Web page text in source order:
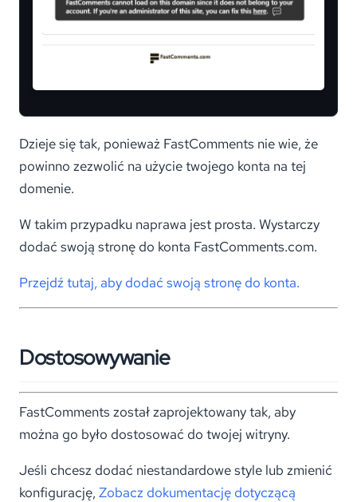
Dzieje się tak, ponieważ FastComments nie wie, że
powinno zezwolić na użycie twojego konta na tej
domenie.
W takim przypadku naprawa jest prosta. Wystarczy
dodać swoją stronę do konta FastComments.com.
Przejdź tutaj, aby dodać swoją stronę do konta.
Dostosowywanie
FastComments został zaprojektowany tak, aby
można go było dostosować do twojej witryny.
Jeśli chcesz dodać niestandardowe style lub zmienić
konfigurację, Zobacz dokumentację dotyczącą